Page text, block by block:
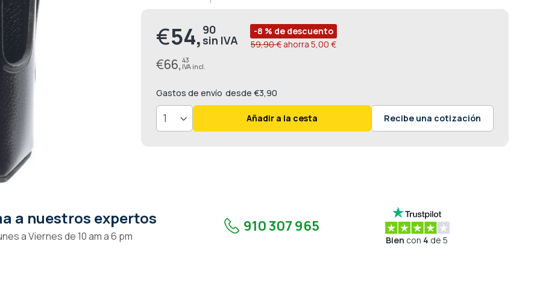
Precio
especial
€54, 90
€66, 43
-8 % de descuento
59,90 € ahorra 5,00 €
Gastos de envío desde €3,90
Añadir a la cesta Recibe una cotización
a nuestros expertos
a Viernes de 10 am a 6 pm
910 307 965
Bien con 4 de 5